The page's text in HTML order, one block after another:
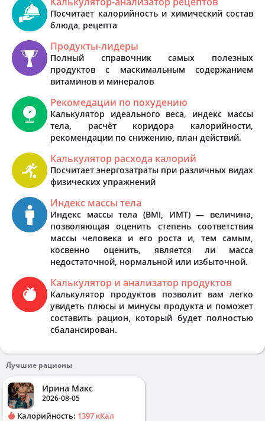
Посчитает калорийность и химический состав
блюда, рецепта
Продукты-лидеры
Полный справочник самых полезных
продуктов с маскимальным содержанием
витаминов и минералов
Рекомедации по похудению
Калькулятор идеального веса, индекс массы
тела, расчёт коридора калорийности,
рекомендации по снижению, план действий.
Калькулятор расхода калорий
Посчитает энергозатраты при различных видах
физических упражнений
Индекс массы тела
Индекс массы тела (BMI, ИМТ) — величина,
позволяющая оценить степень соответствия
массы человека и его роста и, тем самым,
косвенно оценить, является ли масса
недостаточной, нормальной или избыточной.
Калькулятор и анализатор продуктов
Калькулятор продуктов позволит вам легко
увидеть плюсы и минусы продукта и поможет
составить рацион, который будет полностью
сбалансирован.
Лучшие рационы
Ирина Макс
2026-08-05
Калорийность: 1397 кКал